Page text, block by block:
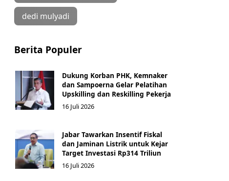
dedi mulyadi
Berita Populer
Dukung Korban PHK, Kemnaker
dan Sampoerna Gelar Pelatihan
Upskilling dan Reskilling Pekerja
16 Juli 2026
Jabar Tawarkan Insentif Fiskal
dan Jaminan Listrik untuk Kejar
Target Investasi Rp314 Triliun
16 Juli 2026